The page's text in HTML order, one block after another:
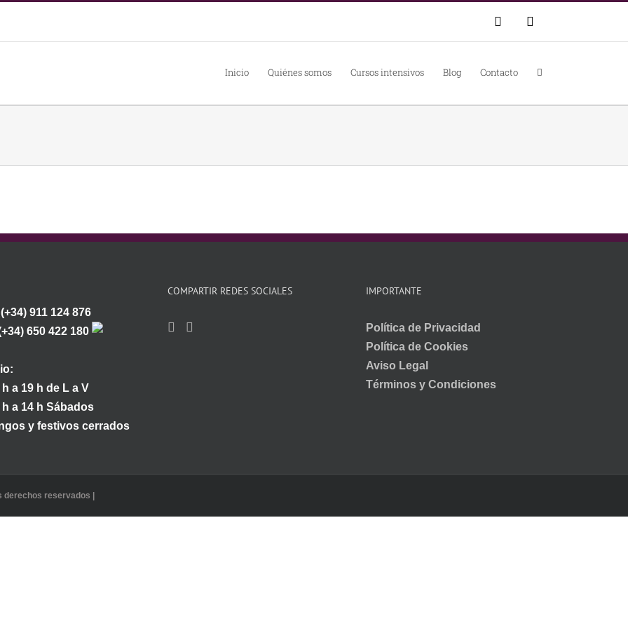
WhatsAppCorreo
electrónico
Inicio Quiénes somos Cursos intensivos Blog Contacto
911 124 876
650 422 180
h a 19 h de L a V
h a 14 h Sábados
y festivos cerrados
COMPARTIR REDES SOCIALES IMPORTANTE
Política de Privacidad
Política de Cookies
Aviso Legal
Términos y Condiciones
derechos reservados |